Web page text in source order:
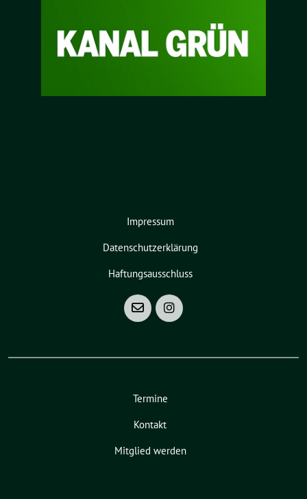
Impressum
Datenschutzerklärung
Haftungsausschluss
Termine
Kontakt
Mitglied werden